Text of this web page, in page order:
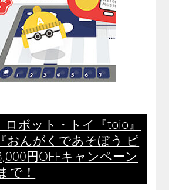
ロボット・トイ『toio』
おんがくであそぼう ピ
円OFFキャンペーン
で！